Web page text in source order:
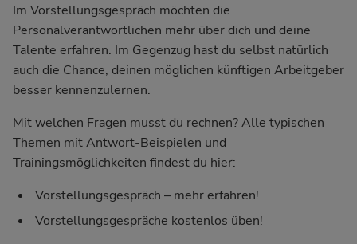
Im Vorstellungsgespräch möchten die
Personalverantwortlichen mehr über dich und deine
Talente erfahren. Im Gegenzug hast du selbst natürlich
auch die Chance, deinen möglichen künftigen Arbeitgeber
besser kennenzulernen.
Mit welchen Fragen musst du rechnen? Alle typischen
Themen mit Antwort-Beispielen und
Trainingsmöglichkeiten findest du hier:
Vorstellungsgespräch – mehr erfahren!
Vorstellungsgespräche kostenlos üben!